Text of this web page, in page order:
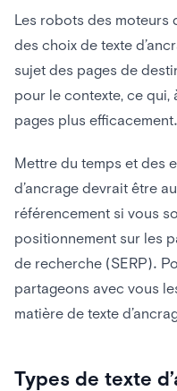
Les robots des moteurs
des choix de texte
sujet des pages de
pour le contexte, ce qui,
pages plus efficacement.
Mettre du temps et des
d’ancrage devrait être
référencement si vous
positionnement sur les
de recherche (SERP).
partageons avec vous
matière de texte
Types de texte